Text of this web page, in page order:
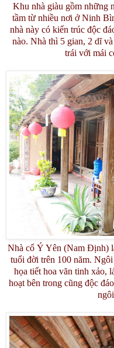
Khu nhà giàu gồm những
tầm từ nhiều nơi ở Ninh
nhà này có kiến trúc độc
nào. Nhà thì 5 gian, 2 dĩ
trái với mái
Nhà cổ Ý Yên (Nam Định)
tuổi đời trên 100 năm.
họa tiết hoa văn tinh xảo,
hoạt bên trong cũng độc